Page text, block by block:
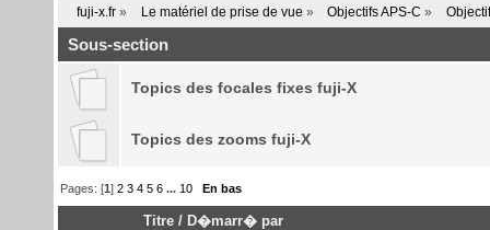
fuji-x.fr » Le matériel de prise de vue » Objectifs APS-C »
Sous-section
Topics des focales fixes fuji-X
Topics des zooms fuji-X
Pages: [1]2 3 4 5 6 ... 10 En bas
Titre / D�marr� par